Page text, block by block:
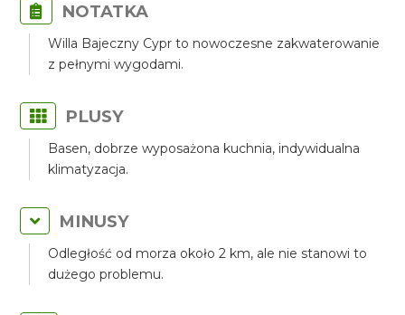
NOTATKA
Willa Bajeczny Cypr to nowoczesne zakwaterowanie
z pełnymi wygodami.
PLUSY
Basen, dobrze wyposażona kuchnia, indywidualna
klimatyzacja.
MINUSY
Odległość od morza około 2 km, ale nie stanowi to
dużego problemu.